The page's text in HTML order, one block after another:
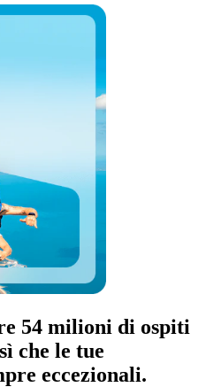
54 milioni di ospiti
che le tue
eccezionali.